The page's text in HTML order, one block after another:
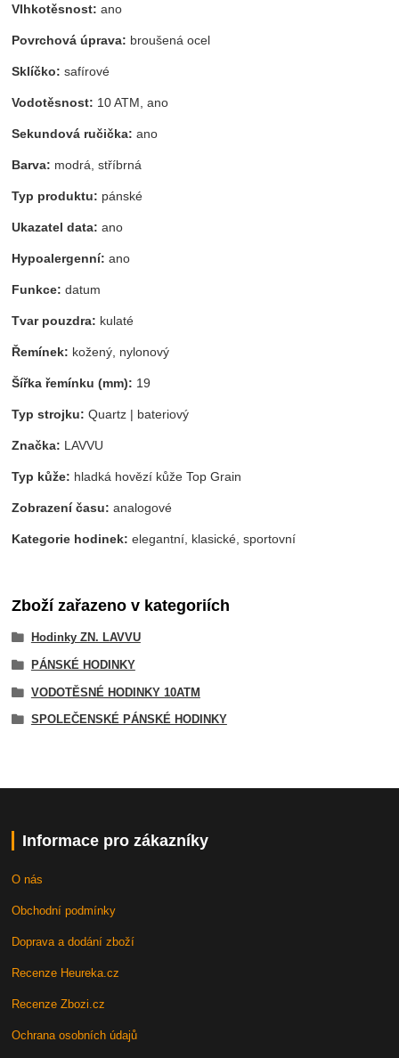
Vlhkotěsnost: ano
Povrchová úprava: broušená ocel
Sklíčko: safírové
Vodotěsnost: 10 ATM, ano
Sekundová ručička: ano
Barva: modrá, stříbrná
Typ produktu: pánské
Ukazatel data: ano
Hypoalergenní: ano
Funkce: datum
Tvar pouzdra: kulaté
Řemínek: kožený, nylonový
Šířka řemínku (mm): 19
Typ strojku: Quartz | bateriový
Značka: LAVVU
Typ kůže: hladká hovězí kůže Top Grain
Zobrazení času: analogové
Kategorie hodinek: elegantní, klasické, sportovní
Zboží zařazeno v kategoriích
Hodinky ZN. LAVVU
PÁNSKÉ HODINKY
VODOTĚSNÉ HODINKY 10ATM
SPOLEČENSKÉ PÁNSKÉ HODINKY
Informace pro zákazníky
O nás
Obchodní podmínky
Doprava a dodání zboží
Recenze Heureka.cz
Recenze Zbozi.cz
Ochrana osobních údajů